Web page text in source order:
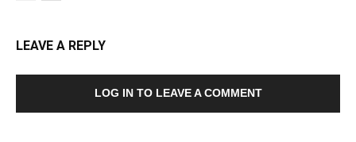
LEAVE A REPLY
LOG IN TO LEAVE A COMMENT